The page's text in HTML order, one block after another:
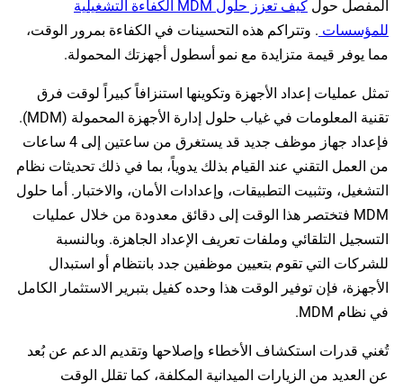
المفصل حول
كيف تعزز حلول MDM الكفاءة التشغيلية
للمؤسسات . وتتراكم هذه التحسينات في الكفاءة بمرور الوقت،
مما يوفر قيمة متزايدة مع نمو أسطول أجهزتك المحمولة.
تمثل عمليات إعداد الأجهزة وتكوينها استنزافاً كبيراً لوقت فرق
تقنية المعلومات في غياب حلول إدارة الأجهزة المحمولة (MDM).
فإعداد جهاز موظف جديد قد يستغرق من ساعتين إلى 4 ساعات
من العمل التقني عند القيام بذلك يدوياً، بما في ذلك تحديثات نظام
التشغيل، وتثبيت التطبيقات، وإعدادات الأمان، والاختبار. أما حلول
MDM فتختصر هذا الوقت إلى دقائق معدودة من خلال عمليات
التسجيل التلقائي وملفات تعريف الإعداد الجاهزة. وبالنسبة
للشركات التي تقوم بتعيين موظفين جدد بانتظام أو استبدال
الأجهزة، فإن توفير الوقت هذا وحده كفيل بتبرير الاستثمار الكامل
في نظام MDM.
تُغني قدرات استكشاف الأخطاء وإصلاحها وتقديم الدعم عن بُعد
عن العديد من الزيارات الميدانية المكلفة، كما تقلل الوقت